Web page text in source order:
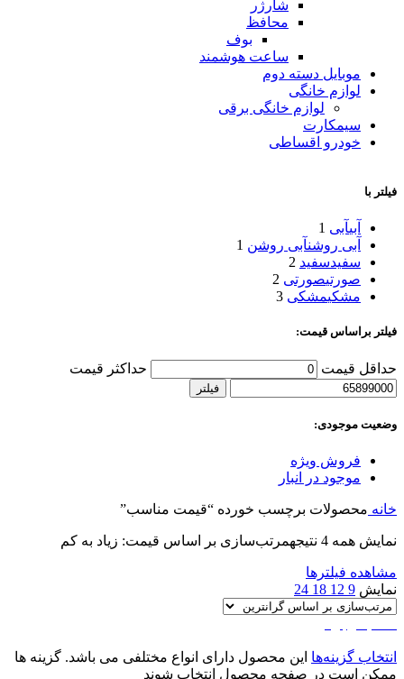
شارژر
محافظ
بوف
ساعت هوشمند
موبایل دسته دوم
لوازم خانگی
لوازم خانگی برقی
سیمکارت
خودرو اقساطی
فیلتر با
آبیآبی 1
آبی روشنآبی روشن 1
سفیدسفید 2
صورتیصورتی 2
مشکیمشکی 3
فیلتر براساس قیمت:
حداقل قیمت حداکثر قیمت
فیلتر
وضعیت موجودی:
فروش ویژه
موجود در انبار
خانه محصولات برچسب خورده “قیمت مناسب”
نمایش همه 4 نتیجه مرتب‌سازی بر اساس قیمت: زیاد به کم
مشاهده فیلترها
نمایش 9
12
18
24
انتخاب گزینه‌ها این محصول دارای انواع مختلفی می باشد. گزینه ها
ممکن است در صفحه محصول انتخاب شوند